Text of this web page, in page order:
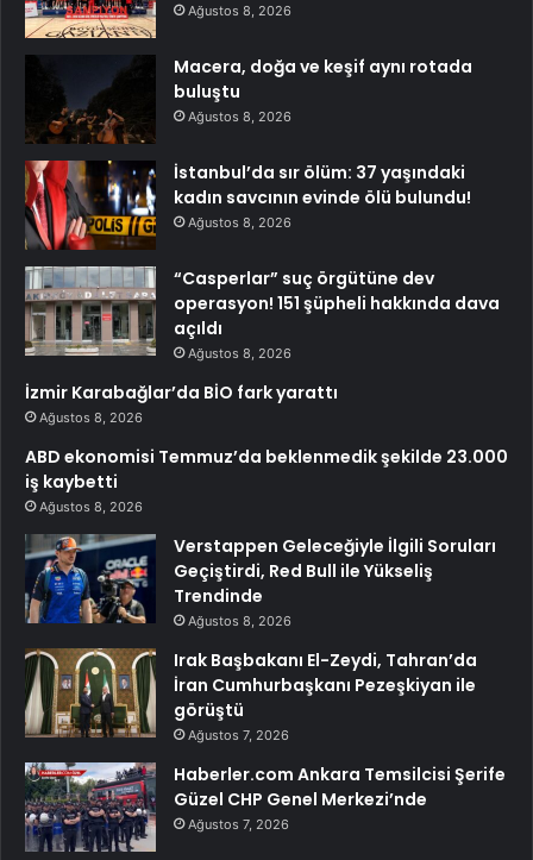
Ağustos 8, 2026
Macera, doğa ve keşif aynı rotada
buluştu
Ağustos 8, 2026
İstanbul’da sır ölüm: 37 yaşındaki
kadın savcının evinde ölü bulundu!
Ağustos 8, 2026
“Casperlar” suç örgütüne dev
operasyon! 151 şüpheli hakkında dava
açıldı
Ağustos 8, 2026
İzmir Karabağlar’da BİO fark yarattı
Ağustos 8, 2026
ABD ekonomisi Temmuz’da beklenmedik şekilde 23.000
iş kaybetti
Ağustos 8, 2026
Verstappen Geleceğiyle İlgili Soruları
Geçiştirdi, Red Bull ile Yükseliş
Trendinde
Ağustos 8, 2026
Irak Başbakanı El-Zeydi, Tahran’da
İran Cumhurbaşkanı Pezeşkiyan ile
görüştü
Ağustos 7, 2026
Haberler.com Ankara Temsilcisi Şerife
Güzel CHP Genel Merkezi’nde
Ağustos 7, 2026